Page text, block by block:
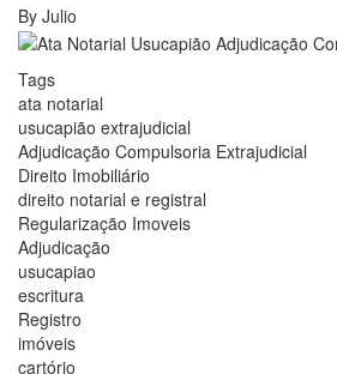
By Julio
Tags
ata notarial
usucapião extrajudicial
Adjudicação Compulsoria Extrajudicial
Direito Imobiliário
direito notarial e registral
Regularização Imoveis
Adjudicação
usucapiao
escritura
Registro
imóveis
cartório